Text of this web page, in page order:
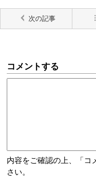
次の記事
コメントする
内容をご確認の上、「コ
さい。